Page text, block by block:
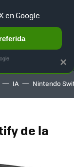
TERRITORIO
IA Nintendo
de la
×
en Google